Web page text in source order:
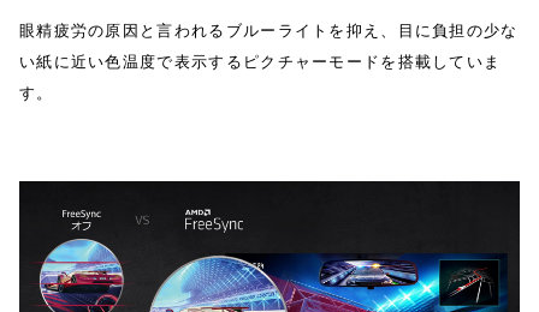
眼精疲労の原因と言われるブルーライトを抑え、目に負担の少な
い紙に近い色温度で表示するピクチャーモードを搭載していま
す。